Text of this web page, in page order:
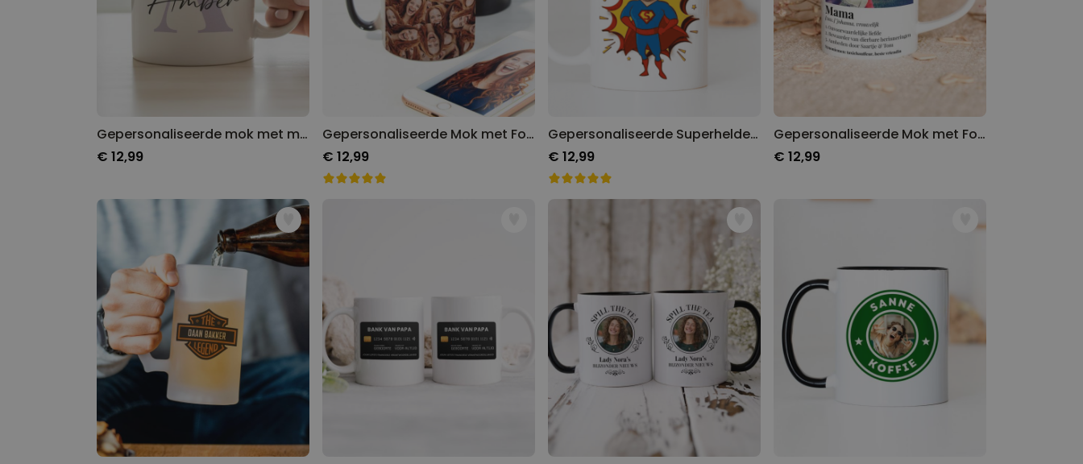
Gepersonaliseerde mok met monogram
€ 12,99
Gepersonaliseerde Mok met Foto Gezicht
€ 12,99
Gepersonaliseerde Superhelden Mok met Foto Gezicht
€ 12,99
Gepersonaliseerde Mok met Foto en Definitie en Hart-handvat
€ 12,99